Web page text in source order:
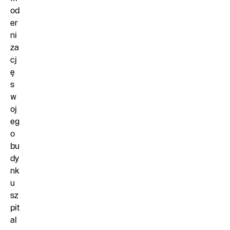
od
er
ni
za
cj
ę
s
w
oj
eg
o
bu
dy
nk
u
sz
pit
al